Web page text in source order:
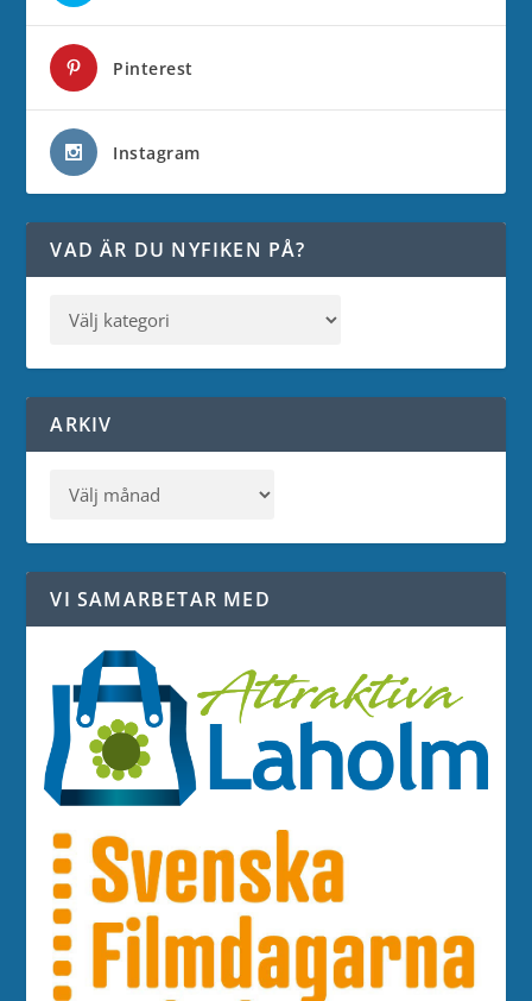
Pinterest
Instagram
VAD ÄR DU NYFIKEN PÅ?
ARKIV
VI SAMARBETAR MED